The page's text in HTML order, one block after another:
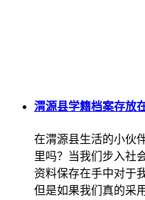
渭源县学籍档案存放
在渭源县生活的小伙
里吗？当我们步入社
资料保存在手中对于
但是如果我们真的采